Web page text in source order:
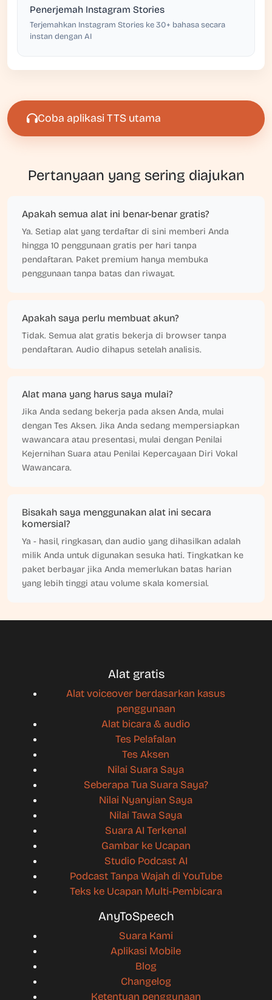
Penerjemah Instagram Stories
Terjemahkan Instagram Stories ke 30+ bahasa secara
instan dengan AI
Coba aplikasi TTS utama
Pertanyaan yang sering diajukan
Apakah semua alat ini benar-benar gratis?
Ya. Setiap alat yang terdaftar di sini memberi Anda
hingga 10 penggunaan gratis per hari tanpa
pendaftaran. Paket premium hanya membuka
penggunaan tanpa batas dan riwayat.
Apakah saya perlu membuat akun?
Tidak. Semua alat gratis bekerja di browser tanpa
pendaftaran. Audio dihapus setelah analisis.
Alat mana yang harus saya mulai?
Jika Anda sedang bekerja pada aksen Anda, mulai
dengan Tes Aksen. Jika Anda sedang mempersiapkan
wawancara atau presentasi, mulai dengan Penilai
Kejernihan Suara atau Penilai Kepercayaan Diri Vokal
Wawancara.
Bisakah saya menggunakan alat ini secara
komersial?
Ya - hasil, ringkasan, dan audio yang dihasilkan adalah
milik Anda untuk digunakan sesuka hati. Tingkatkan ke
paket berbayar jika Anda memerlukan batas harian
yang lebih tinggi atau volume skala komersial.
Alat gratis
Alat voiceover berdasarkan kasus
penggunaan
Alat bicara & audio
Tes Pelafalan
Tes Aksen
Nilai Suara Saya
Seberapa Tua Suara Saya?
Nilai Nyanyian Saya
Nilai Tawa Saya
Suara AI Terkenal
Gambar ke Ucapan
Studio Podcast AI
Podcast Tanpa Wajah di YouTube
Teks ke Ucapan Multi-Pembicara
AnyToSpeech
Suara Kami
Aplikasi Mobile
Blog
Changelog
Ketentuan penggunaan